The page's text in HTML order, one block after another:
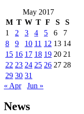
May 2017
M T W T F S
S
1
2 3 4 5 6
7
8
9 10 11 12 13 14
15 16 17 18 19 20 21
22 23 24 25 26 27 28
29 30 31
« Apr
Jun »
News